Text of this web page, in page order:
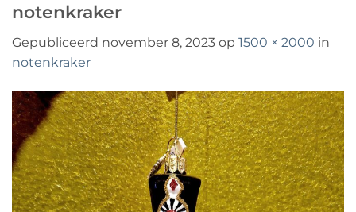
notenkraker
Gepubliceerd november 8, 2023 op 1500 × 2000 in
notenkraker